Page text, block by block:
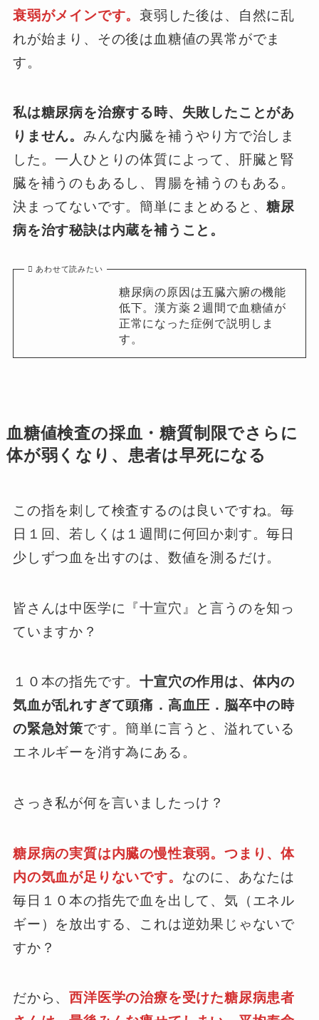
衰弱がメインです。 衰弱した後は、自然に乱
れが始まり、その後は血糖値の異常がでま
す。
私は糖尿病を治療する時、失敗したことがあ
りません。 みんな内臓を補うやり方で治しま
した。一人ひとりの体質によって、肝臓と腎
臓を補うのもあるし、胃腸を補うのもある。
決まってないです。簡単にまとめると、糖尿
病を治す秘訣は内蔵を補うこと。
あわせて読みたい
糖尿病の原因は五臓六腑の機能
低下。漢方薬２週間で血糖値が
正常になった症例で説明しま
す。
血糖値検査の採血・糖質制限でさらに
体が弱くなり、患者は早死になる
この指を刺して検査するのは良いですね。毎
日１回、若しくは１週間に何回か刺す。毎日
少しずつ血を出すのは、数値を測るだけ。
皆さんは中医学に『十宣穴』と言うのを知っ
ていますか？
１０本の指先です。十宣穴の作用は、体内の
気血が乱れすぎて頭痛．高血圧．脳卒中の時
の緊急対策です。簡単に言うと、溢れている
エネルギーを消す為にある。
さっき私が何を言いましたっけ？
糖尿病の実質は内臓の慢性衰弱。つまり、体
内の気血が足りないです。 なのに、あなたは
毎日１０本の指先で血を出して、気（エネル
ギー）を放出する、これは逆効果じゃないで
すか？
だから、西洋医学の治療を受けた糖尿病患者